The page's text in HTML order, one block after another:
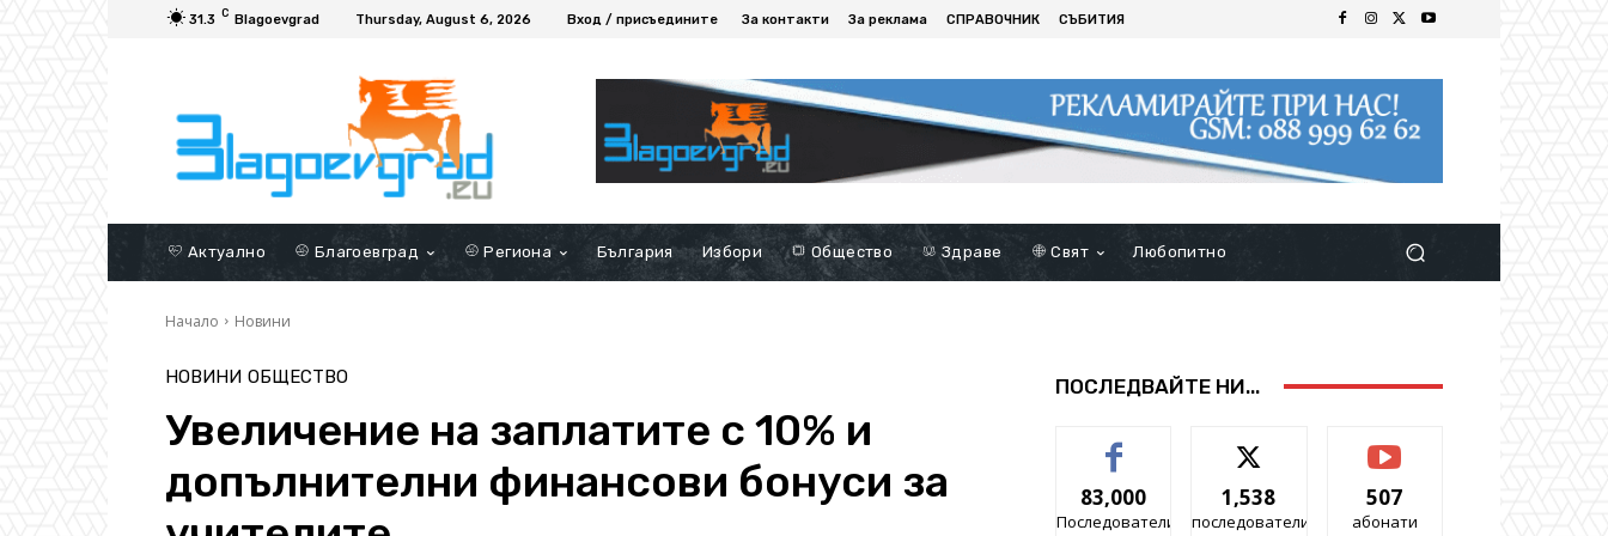
31.3 C Blagoevgrad Thursday, August 6, 2026 Вход / присъедините За контакти За реклама СПРАВОЧНИК СЪБИТИЯ
Актуално Благоевград Региона България Избори Общество Здраве Свят Любопитно
Начало Новини
НОВИНИ ОБЩЕСТВО
Увеличение на заплатите с 10% и
допълнителни финансови бонуси за
ПОСЛЕДВАЙТЕ НИ...
83,000
Последователи
1,538
последователи
507
абонати